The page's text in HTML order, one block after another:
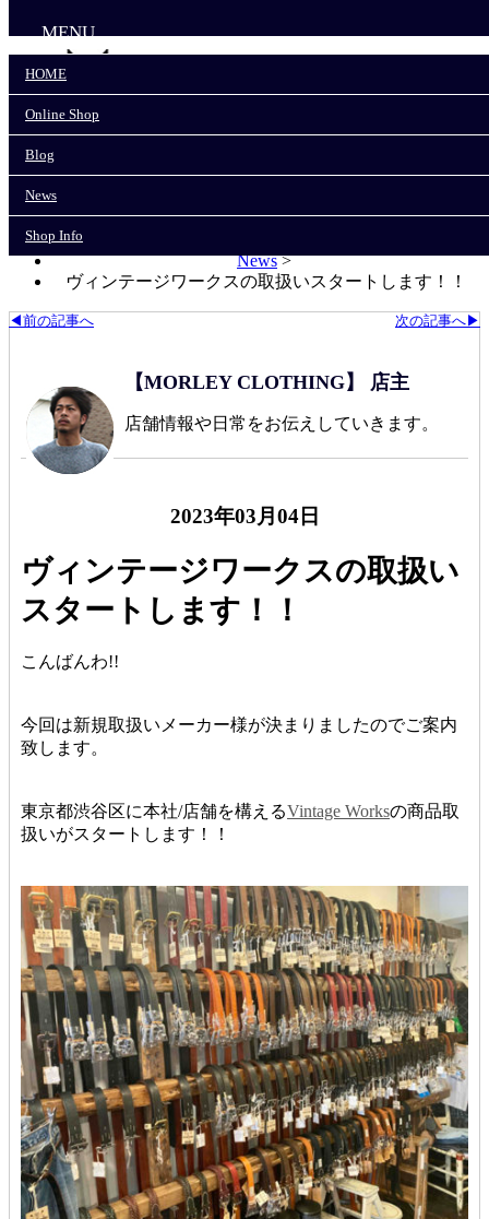
Online Shop
News
MENU
HOME
Online Shop
Blog
News
Shop Info
News>
ヴィンテージワークスの取扱いスタートします！！
次の記事へ▶
◀前の記事へ
【MORLEY CLOTHING】 店主
店舗情報や日常をお伝えしていきます。
2023年03月04日
ヴィンテージワークスの取扱い
スタートします！！
こんばんわ!!
今回は新規取扱いメーカー様が決まりましたのでご案内
致します。
東京都渋谷区に本社/店舗を構えるVintage Worksの商品取
扱いがスタートします！！